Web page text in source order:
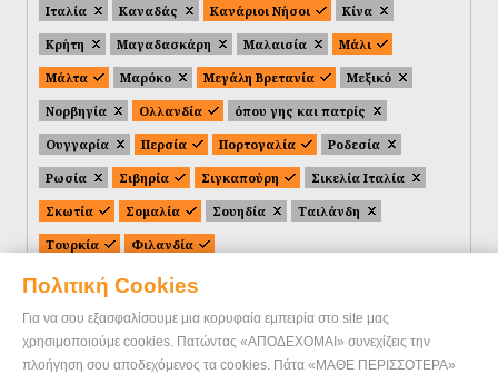
Πολιτική Cookies
Για να σου εξασφαλίσουμε μια κορυφαία εμπειρία στο site μας
χρησιμοποιούμε cookies. Πατώντας «ΑΠΟΔΕΧΟΜΑΙ» συνεχίζεις την
πλοήγηση σου αποδεχόμενος τα cookies. Πάτα «ΜΑΘΕ ΠΕΡΙΣΣΟΤΕΡΑ»
Ιταλία
Καναδάς Κανάριοι Νήσοι
Κίνα
Κρήτη
Μαγαδασκάρη Μαλαισία
Μάλι
Μάλτα
Μαρόκο Μεγάλη Βρετανία
Μεξικό
Νορβηγία
Ολλανδία
όπου γης και πατρίς
Ουγγαρία
Περσία Πορτογαλία
Ροδεσία
Ρωσία
Σιβηρία Σιγκαπούρη
Σικελία Ιταλία
Σκωτία
Σομαλία Σουηδία
Ταιλάνδη
Τουρκία
Φιλανδία